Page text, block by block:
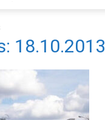
18.10.2013